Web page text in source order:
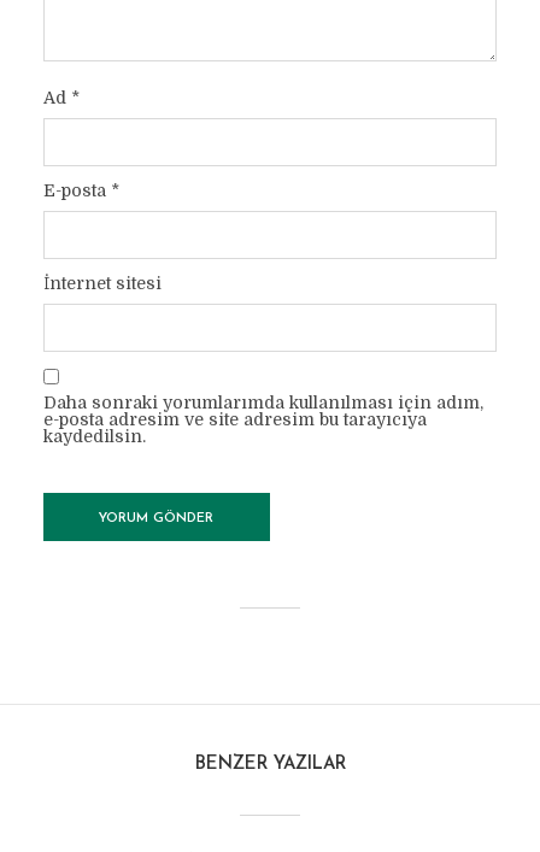
Ad *
E-posta *
İnternet sitesi
Daha sonraki yorumlarımda kullanılması için adım,
e-posta adresim ve site adresim bu tarayıcıya
kaydedilsin.
BENZER YAZILAR